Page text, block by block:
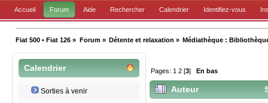
Accueil Forum Aide Rechercher Calendrier Identifiez-vous
Fiat 500 • Fiat 126 » Forum» Détente et relaxation » Médiathèque :
Calendrier
Sorties à venir
Pages: 1 2 [3] En bas
Auteur